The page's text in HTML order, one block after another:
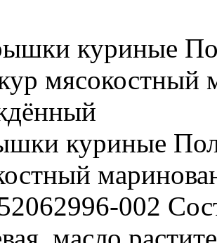
куриные
002